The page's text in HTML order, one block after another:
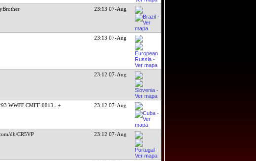
23:13 07-Aug
23:13 07-Aug
23:12 07-Aug
WWFF CMFF-0013 ...+ 23:12 07-Aug
db/CR5VP 23:12 07-Aug